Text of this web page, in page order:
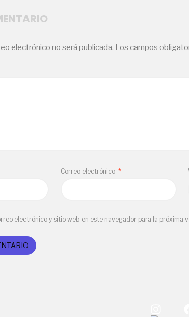
electrónico no será publicada. Los campos
Correo electrónico *
electrónico y sitio web en este navegador para la próxima